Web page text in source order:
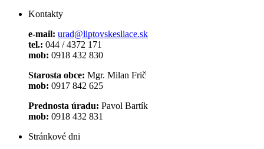
Kontakty
e-mail: urad@liptovskesliace.sk
tel.: 044 / 4372 171
mob: 0918 432 830
Starosta obce: Mgr. Milan Frič
mob: 0917 842 625
Prednosta úradu: Pavol Bartík
mob: 0918 432 831
Stránkové dni